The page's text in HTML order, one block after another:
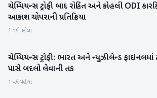
રમતગમત
ચેમ્પિયન્સ ટ્રોફી બાદ રોહિત અને કોહલી ODI
આકાશ ચોપરાની પ્રતિક્રિયા
1 વર્ષ પહેલા
રમતગમત
ચેમ્પિયન્સ ટ્રોફી: ભારત અને ન્યુઝીલેન્ડ ફાઇનલમાં
પાસે બદલો લેવાની તક
1 વર્ષ પહેલા